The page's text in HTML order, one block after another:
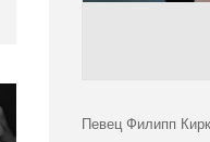
Певец Филипп